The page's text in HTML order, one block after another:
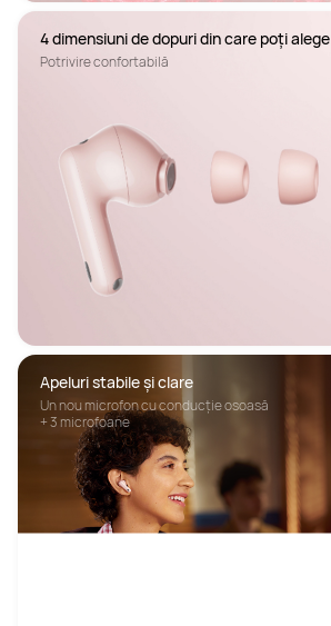
4 dimensiuni de dopuri din care poți alege
Potrivire confortabilă
Apeluri stabile și clare
Un nou microfon cu conducție osoasă
+ 3 microfoane